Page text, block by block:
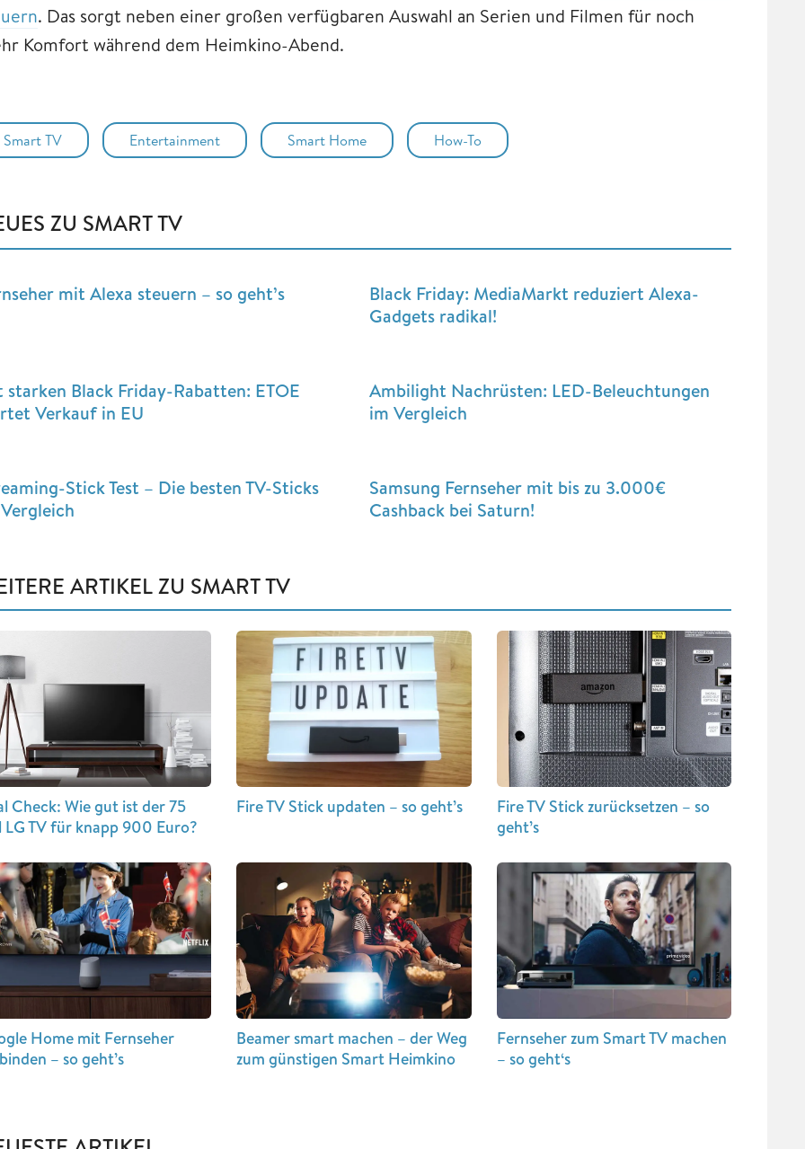
. Das sorgt neben einer großen verfügbaren Auswahl an Serien und Filmen für noch
Komfort während dem Heimkino-Abend.
Smart TV Entertainment Smart Home How-To
ZU SMART TV
mit Alexa steuern – so geht’s
Black Friday: MediaMarkt reduziert Alexa-
Gadgets radikal!
starken Black Friday-Rabatten: ETOE
Verkauf in EU
Ambilight Nachrüsten: LED-Beleuchtungen
im Vergleich
Stick Test – Die besten TV-Sticks
Samsung Fernseher mit bis zu 3.000€
Cashback bei Saturn!
ARTIKEL ZU SMART TV
Check: Wie gut ist der 75
LG TV für knapp 900 Euro?
Fire TV Stick updaten – so geht’s
Fire TV Stick zurücksetzen – so
geht’s
Home mit Fernseher
– so geht’s
Beamer smart machen – der Weg
zum günstigen Smart Heimkino
Fernseher zum Smart TV machen
– so geht‘s